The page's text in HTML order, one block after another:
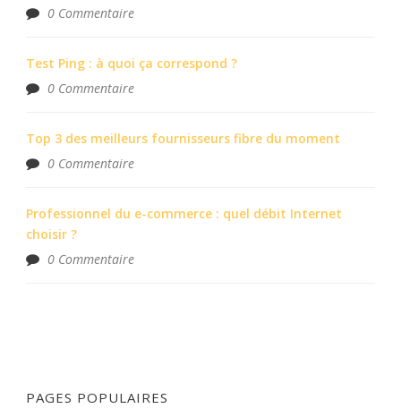
0 Commentaire
Test Ping : à quoi ça correspond ?
0 Commentaire
Top 3 des meilleurs fournisseurs fibre du moment
0 Commentaire
Professionnel du e-commerce : quel débit Internet
choisir ?
0 Commentaire
PAGES POPULAIRES